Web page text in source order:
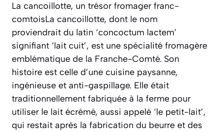
La cancoillotte, un trésor fromager franc-
comtoisLa cancoillotte, dont le nom
proviendrait du latin ‘concoctum lactem’
signifiant ‘lait cuit’, est une spécialité fromagère
emblématique de la Franche-Comté. Son
histoire est celle d’une cuisine paysanne,
ingénieuse et anti-gaspillage. Elle était
traditionnellement fabriquée à la ferme pour
utiliser le lait écrémé, aussi appelé ‘le petit-lait’,
qui restait après la fabrication du beurre et des